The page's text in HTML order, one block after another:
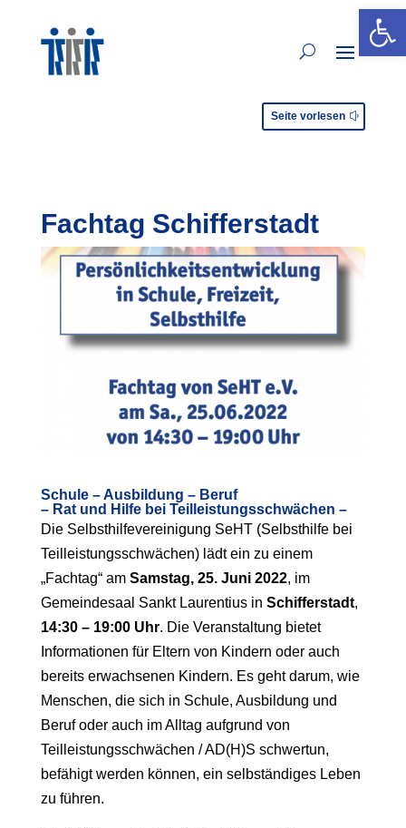
Seite vorlesen
Fachtag Schifferstadt
Schule – Ausbildung – Beruf
– Rat und Hilfe bei Teilleistungsschwächen –
Die Selbsthilfevereinigung SeHT (Selbsthilfe bei
Teilleistungsschwächen) lädt ein zu einem
„Fachtag“ am Samstag, 25. Juni 2022, im
Gemeindesaal Sankt Laurentius in Schifferstadt,
14:30 – 19:00 Uhr. Die Veranstaltung bietet
Informationen für Eltern von Kindern oder auch
bereits erwachsenen Kindern. Es geht darum, wie
Menschen, die sich in Schule, Ausbildung und
Beruf oder auch im Alltag aufgrund von
Teilleistungsschwächen / AD(H)S schwertun,
befähigt werden können, ein selbständiges Leben
zu führen.